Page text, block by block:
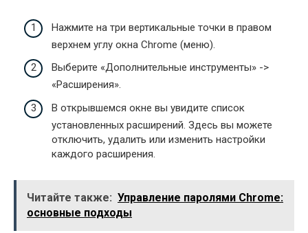
Нажмите на три вертикальные точки в правом
верхнем углу окна Chrome (меню).
Выберите «Дополнительные инструменты» ->
«Расширения».
В открывшемся окне вы увидите список
установленных расширений. Здесь вы можете
отключить, удалить или изменить настройки
каждого расширения.
Читайте также: Управление паролями Chrome:
основные подходы